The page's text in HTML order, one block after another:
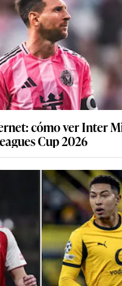
cómo ver Inter
Cup 2026